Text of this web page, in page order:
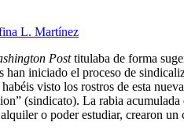
L. Martínez
Posttitulaba de forma
han iniciado el proceso de
visto los rostros de esta
(sindicato). La rabia
o poder estudiar, crearon